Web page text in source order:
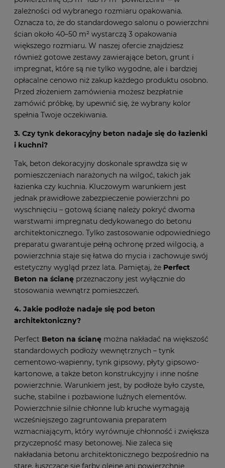
zależności od wybranego rozmiaru opakowania.
Oznacza to, że do standardowego salonu o powierzchni
ścian około 40–50 m² wystarczą 3 opakowania
większego rozmiaru. W naszej ofercie znajdziesz
również gotowe zestawy zawierające beton, grunt i
impregnat, które są nie tylko wygodne, ale i bardziej
opłacalne cenowo niż zakup każdego produktu osobno.
Przed złożeniem zamówienia możesz bezpłatnie
zamówić próbkę, by upewnić się, że wybrany kolor
spełnia Twoje oczekiwania.
3. Czy tynk dekoracyjny beton nadaje się do łazienki
i kuchni?
Tak, beton dekoracyjny doskonale sprawdza się w
pomieszczeniach narażonych na wilgoć, takich jak
łazienka czy kuchnia. Kluczowym warunkiem jest
jednak prawidłowe zabezpieczenie powierzchni po
wyschnięciu – gotową ścianę należy pokryć dwoma
warstwami impregnatu dedykowanego do betonu
architektonicznego. Tylko zastosowanie odpowiedniego
preparatu gwarantuje pełną ochronę przed wilgocią, a
powierzchnia staje się łatwa do mycia i zachowuje swój
estetyczny wygląd przez lata. Pamiętaj, że Perfect
Beton na ścianę przeznaczony jest wyłącznie do
stosowania wewnątrz pomieszczeń.
4. Jakie podłoże nadaje się pod beton
architektoniczny?
Perfect Beton na ścianę można nakładać na większość
standardowych podłoży wewnętrznych – tynk
cementowo-wapienny, tynk gipsowy, płyty gipsowo-
kartonowe, a także beton konstrukcyjny i inne nośne
powierzchnie. Warunkiem jest, by podłoże było czyste,
suche, stabilne i pozbawione luźnych elementów.
Powierzchnie silnie chłonne lub kruche wymagają
wcześniejszego zagruntowania preparatem
wzmacniającym, który wyrównuje chłonność i zwiększa
przyczepność masy betonowej. Nie zaleca się
nakładania betonu architektonicznego bezpośrednio na
stare, łuszczące się farby olejne ani powierzchnie